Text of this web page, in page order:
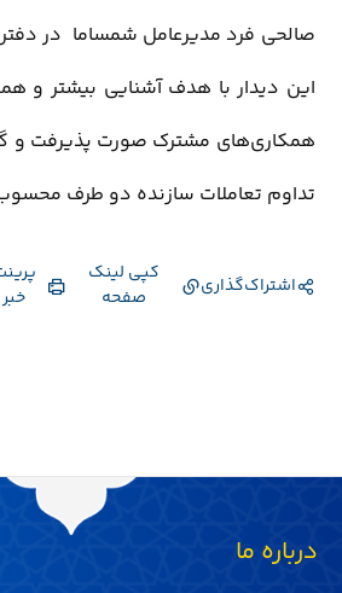
صالحی فرد مدیرعامل شمساما در
این دیدار با هدف آشنایی بیشتر و
همکاری‌های مشترک صورت پذیرفت و
تداوم تعاملات سازنده دو طرف
اشتراک‌گذاری
کپی لینک
صفحه
خبر
درباره ما